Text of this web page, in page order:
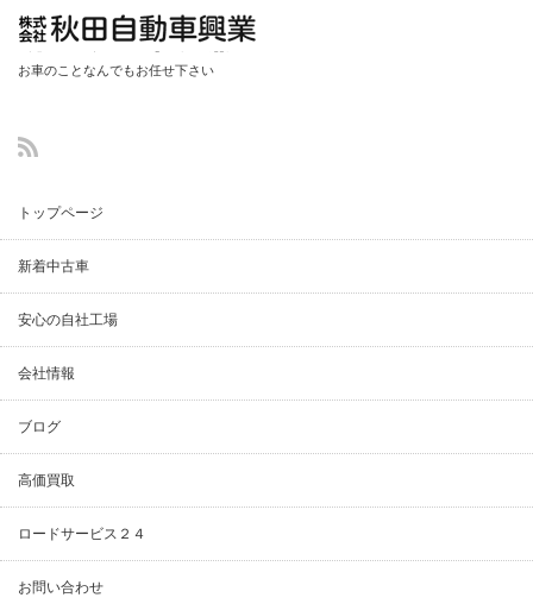
秋田自動車興業
鈑金塗装修理)
お車のことなんでもお任せ下さい
トップページ
新着中古車
安心の自社工場
会社情報
ブログ
高価買取
ロードサービス２４
お問い合わせ